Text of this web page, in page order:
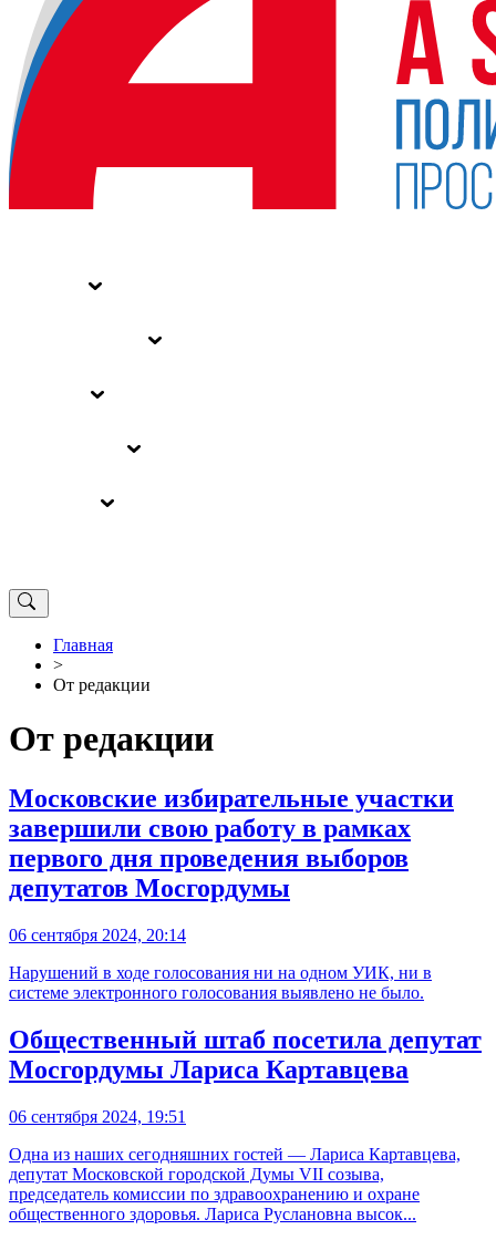
Главная
>
От редакции
От редакции
Московские избирательные участки
завершили свою работу в рамках
первого дня проведения выборов
депутатов Мосгордумы
06 сентября 2024, 20:14
Нарушений в ходе голосования ни на одном УИК, ни в
системе электронного голосования выявлено не было.
Общественный штаб посетила депутат
Мосгордумы Лариса Картавцева
06 сентября 2024, 19:51
Одна из наших сегодняшних гостей — Лариса Картавцева,
депутат Московской городской Думы VII созыва,
председатель комиссии по здравоохранению и охране
общественного здоровья. Лариса Руслановна высок...